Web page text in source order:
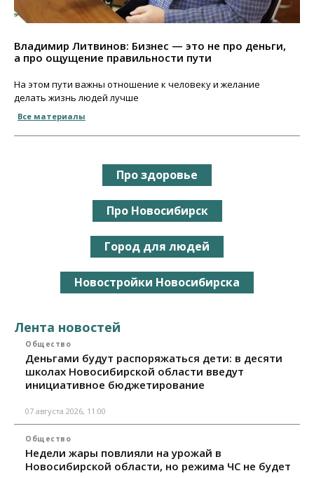
Владимир Литвинов: Бизнес — это не про деньги,
а про ощущение правильности пути
На этом пути важны отношение к человеку и желание
делать жизнь людей лучше
Все материалы
Про здоровье
Про Новосибирск
Город для людей
Новостройки Новосибирска
Лента новостей
Общество
Деньгами будут распоряжаться дети: в десяти
школах Новосибирской области введут
инициативное бюджетирование
07 августа 2026, 11:00
Общество
Недели жары повлияли на урожай в
Новосибирской области, но режима ЧС не будет